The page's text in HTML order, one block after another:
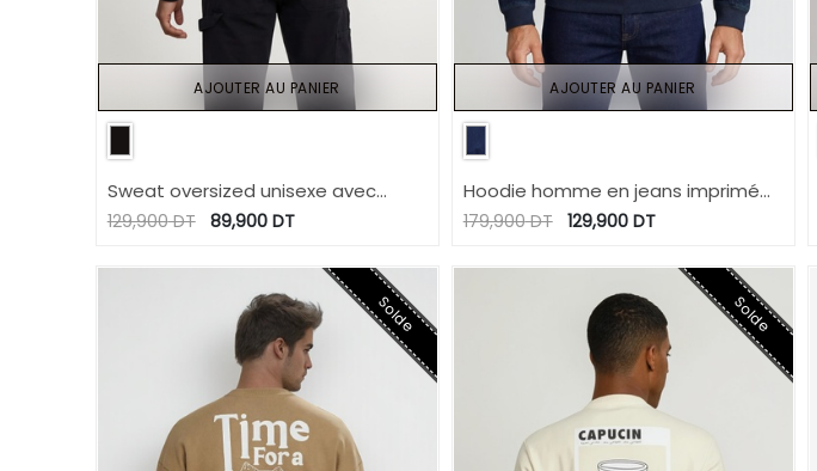
Sweat oversized unisexe avec
poches coté دزو خوه طاح في الشربة
129,900DT 89,900DT
AJOUTER AU PANIER
Hoodie homme en jeans imprimé
laser - HOUSSEIN
179,900DT 129,900DT
AJOUTER AU PANIER
Solde Solde